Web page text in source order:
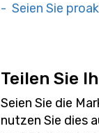
- Seien Sie
Teilen Sie
Seien Sie die
nutzen Sie dies